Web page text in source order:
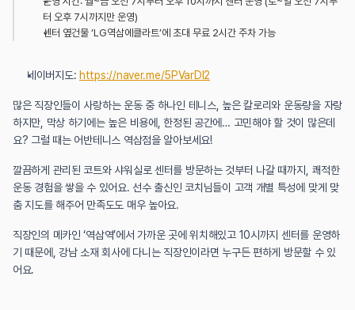
터 오후 7시까지만 운영)
센터 옆건물 ‘LG역삼에클라트’에 초대 무료 2시간 주차 가능
네이버지도: https://naver.me/5PVarDI2
많은 직장인들이 사랑하는 운동 중 하나인 테니스, 높은 칼로리와 운동량을 자랑
하지만, 막상 하기에는 높은 비용에, 한정된 공간에… 고민해야 할 것이 많은데
요? 그럴 때는 어반테니스 역삼점을 알아보세요!
깔끔하게 관리된 코트와 샤워실로 센터를 방문하는 것부터 나갈 때까지, 쾌적한
운동 경험을 쌓을 수 있어요. 선수 출신인 코치님들이 고객 개별 특성에 맞게 맞
춤 지도를 해주어 만족도도 매우 높아요.
직장인의 메카인 ‘역삼역’에서 가까운 곳에 위치해있고 10시까지 센터를 운영하
기 때문에, 강남 소재 회사에 다니는 직장인이라면 누구든 편하게 방문할 수 있
어요.